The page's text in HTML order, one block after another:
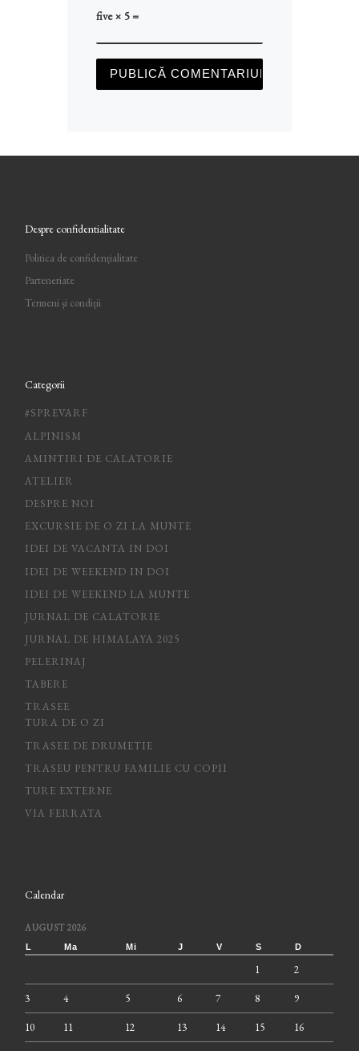
five × 5 =
Despre confidentialitate
Politica de confidențialitate
Parteneriate
Termeni și condiții
Categorii
#SPREVARF
ALPINISM
AMINTIRI DE CALATORIE
ATELIER
DESPRE NOI
EXCURSIE DE O ZI LA MUNTE
IDEI DE VACANTA IN DOI
IDEI DE WEEKEND IN DOI
IDEI DE WEEKEND LA MUNTE
JURNAL DE CALATORIE
JURNAL DE HIMALAYA 2025
PELERINAJ
TABERE
TRASEE
TURA DE O ZI
TRASEE DE DRUMETIE
TRASEU PENTRU FAMILIE CU COPII
TURE EXTERNE
VIA FERRATA
Calendar
AUGUST 2026
L Ma Mi J V S D
1 2
3 4 5 6 7 8 9
10 11 12 13 14 15 16